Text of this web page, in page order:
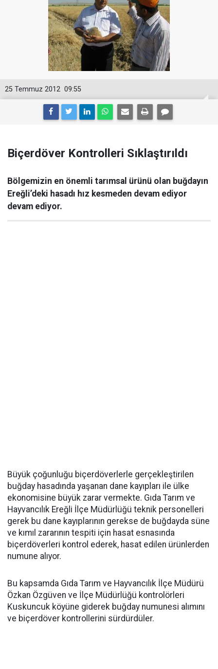
09:55
25 Temmuz 2012
Biçerdöver Kontrolleri Sıklaştırıldı
Bölgemizin en önemli tarımsal ürünü olan buğdayın
Ereğli’deki hasadı hız kesmeden devam ediyor
devam ediyor.
Büyük çoğunluğu biçerdöverlerle gerçekleştirilen
buğday hasadında yaşanan dane kayıpları ile ülke
ekonomisine büyük zarar vermekte. Gıda Tarım ve
Hayvancılık Ereğli İlçe Müdürlüğü teknik personelleri
gerek bu dane kayıplarının gerekse de buğdayda süne
ve kımıl zararının tespiti için hasat esnasında
biçerdöverleri kontrol ederek, hasat edilen ürünlerden
numune alıyor.
Bu kapsamda Gıda Tarım ve Hayvancılık İlçe Müdürü
Özkan Özgüven ve İlçe Müdürlüğü kontrolörleri
Kuskuncuk köyüne giderek buğday numunesi alımını
ve biçerdöver kontrollerini sürdürdüler.